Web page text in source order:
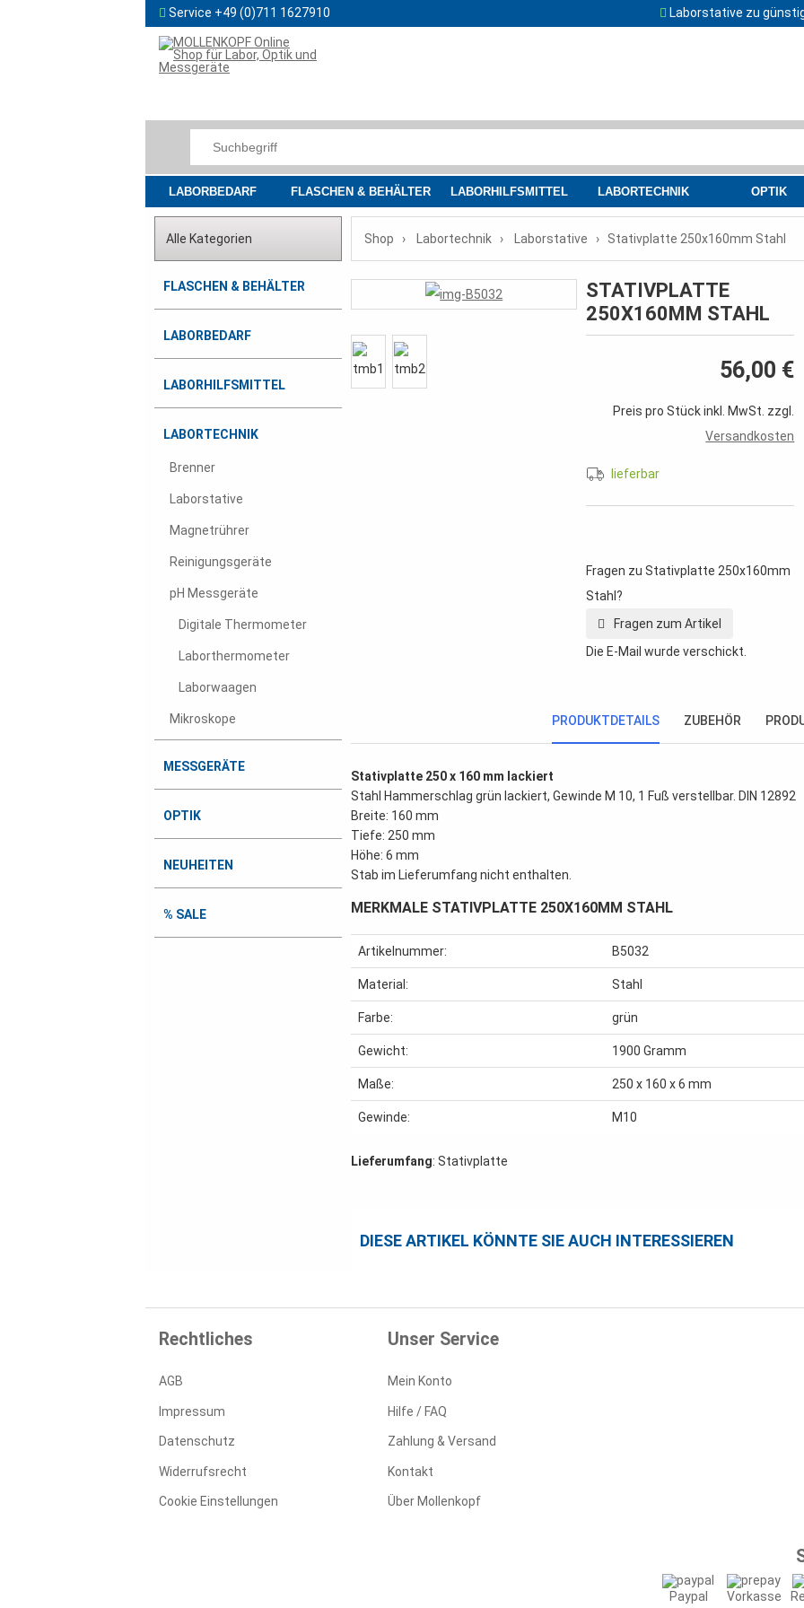
Service +49 (0)711 1627910 Laborstative zu
LABORBEDARF FLASCHEN & BEHÄLTER LABORHILFSMITTEL LABORTECHNIK OPTIK
Alle Kategorien
FLASCHEN & BEHÄLTER
LABORBEDARF
LABORHILFSMITTEL
LABORTECHNIK
Brenner
Laborstative
Magnetrührer
Reinigungsgeräte
pH Messgeräte
Digitale Thermometer
Laborthermometer
Laborwaagen
Mikroskope
MESSGERÄTE
OPTIK
NEUHEITEN
% SALE
Shop Labortechnik Laborstative Stativplatte 250x160mm Stahl
STATIVPLATTE
250X160MM STAHL
56,00 €
Preis pro Stück inkl. MwSt. zzgl.
Versandkosten
lieferbar
Fragen zu Stativplatte 250x160mm
Stahl?
Fragen zum Artikel
Die E-Mail wurde verschickt.
PRODUKTDETAILS ZUBEHÖR
Stativplatte 250 x 160 mm lackiert
Stahl Hammerschlag grün lackiert, Gewinde M 10, 1 Fuß verstellbar. DIN 12892
Breite: 160 mm
Tiefe: 250 mm
Höhe: 6 mm
Stab im Lieferumfang nicht enthalten.
MERKMALE STATIVPLATTE 250X160MM STAHL
Artikelnummer: B5032
Material: Stahl
Farbe: grün
Gewicht: 1900Gramm
Maße: 250 x 160 x 6 mm
Gewinde: M10
Lieferumfang: Stativplatte
DIESE ARTIKEL KÖNNTE SIE AUCH INTERESSIEREN
Rechtliches
AGB
Impressum
Datenschutz
Widerrufsrecht
Cookie Einstellungen
Unser Service
Mein Konto
Hilfe / FAQ
Zahlung & Versand
Kontakt
Über Mollenkopf
Paypal Vorkasse